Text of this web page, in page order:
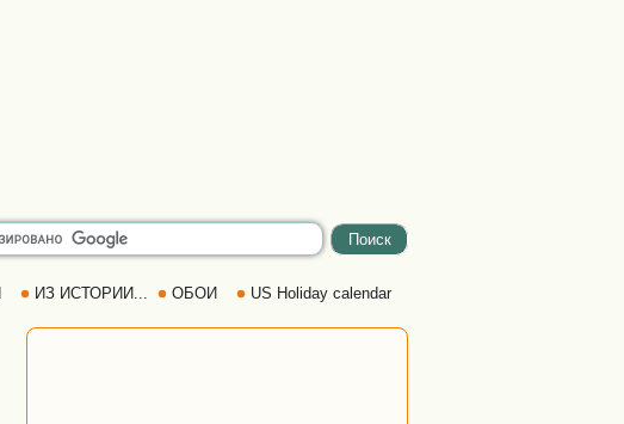
ИЗ ИСТОРИИ... ОБОИ US Holiday calendar